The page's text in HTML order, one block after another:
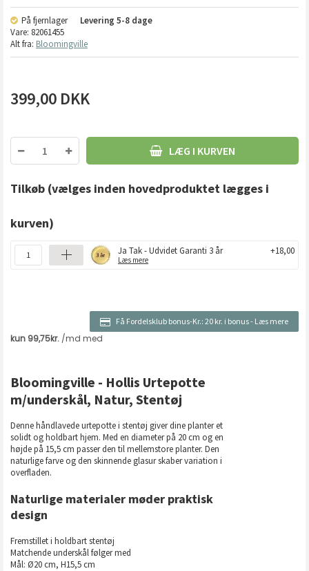
På fjernlager Levering 5-8 dage
Vare: 82061455
Alt fra: Bloomingville
399,00 DKK
LÆG I KURVEN
Tilkøb (vælges inden hovedproduktet lægges i
kurven)
Ja Tak - Udvidet Garanti 3 år
Læs mere
+18,00
Få Fordelsklub bonus-Kr.: 20 kr. i bonus- Læs mere
Bloomingville - Hollis Urtepotte
m/underskål, Natur, Stentøj
Denne håndlavede urtepotte i stentøj giver dine planter et
solidt og holdbart hjem. Med en diameter på 20 cm og en
højde på 15,5 cm passer den til mellemstore planter. Den
naturlige farve og den skinnende glasur skaber variation i
overfladen.
Naturlige materialer møder praktisk
design
Fremstillet i holdbart stentøj
Matchende underskål følger med
Mål: Ø20 cm, H15,5 cm